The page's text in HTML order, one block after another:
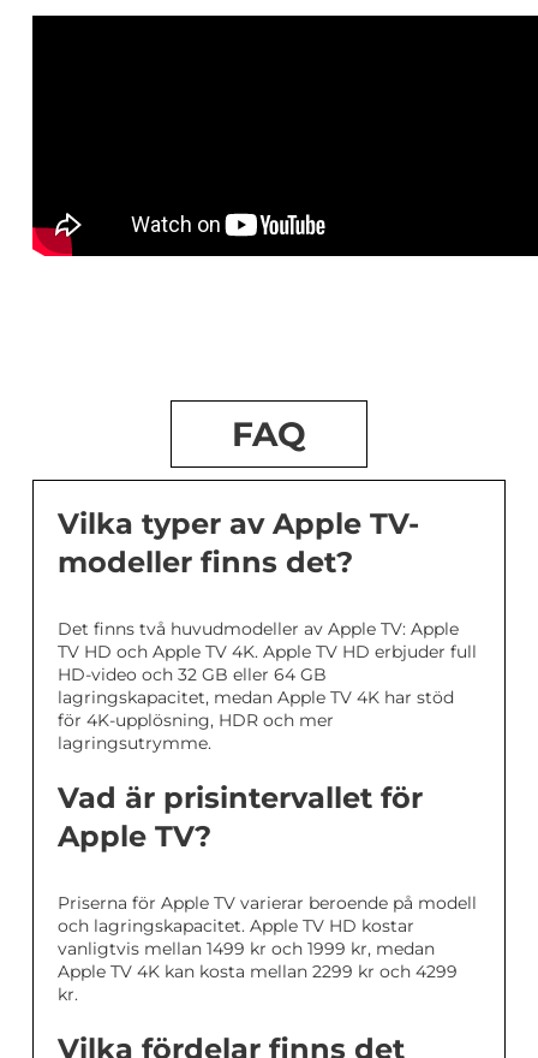
FAQ
Vilka typer av Apple TV-
modeller finns det?
Det finns två huvudmodeller av Apple TV: Apple
TV HD och Apple TV 4K. Apple TV HD erbjuder full
HD-video och 32 GB eller 64 GB
lagringskapacitet, medan Apple TV 4K har stöd
för 4K-upplösning, HDR och mer
lagringsutrymme.
Vad är prisintervallet för
Apple TV?
Priserna för Apple TV varierar beroende på modell
och lagringskapacitet. Apple TV HD kostar
vanligtvis mellan 1499 kr och 1999 kr, medan
Apple TV 4K kan kosta mellan 2299 kr och 4299
kr.
Vilka fördelar finns det